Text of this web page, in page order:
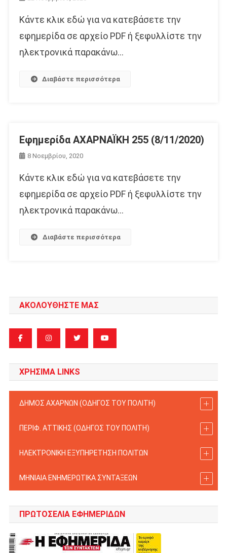
Κάντε κλικ εδώ για να κατεβάσετε την
εφημερίδα σε αρχείο PDF ή ξεφυλλίστε την
ηλεκτρονικά παρακάνω…
Διαβάστε περισσότερα
Εφημερίδα ΑΧΑΡΝΑΪΚΗ 255 (8/11/2020)
8 Νοεμβρίου, 2020
Κάντε κλικ εδώ για να κατεβάσετε την
εφημερίδα σε αρχείο PDF ή ξεφυλλίστε την
ηλεκτρονικά παρακάνω…
Διαβάστε περισσότερα
ΑΚΟΛΟΥΘΗΣΤΕ ΜΑΣ
ΧΡΗΣΙΜΑ LINKS
ΔΗΜΟΣ ΑΧΑΡΝΩΝ (ΟΔΗΓΟΣ TOY ΠΟΛΙΤΗ)
ΠΕΡΙΦ. ΑΤΤΙΚΗΣ (ΟΔΗΓΟΣ TOY ΠΟΛΙΤΗ)
ΗΛΕΚΤΡΟΝΙΚΗ ΕΞΥΠΗΡΕΤΗΣΗ ΠΟΛΙΤΩΝ
ΜΗΝΙΑΙΑ ΕΝΗΜΕΡΩΤΙΚΑ ΣΥΝΤΑΞΕΩΝ
ΠΡΩΤΟΣΈΛΙΑ ΕΦΗΜΕΡΊΔΩΝ